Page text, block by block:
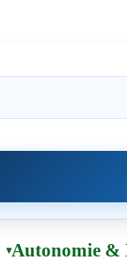
Autonomie &